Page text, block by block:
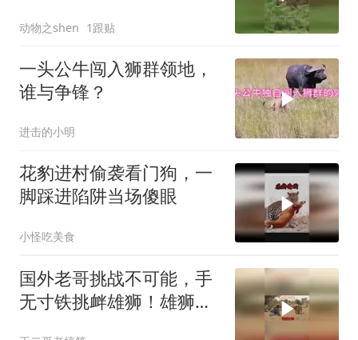
动物之shen 1跟贴
一头公牛闯入狮群领地，
谁与争锋？
进击的小明
花豹进村偷袭看门狗，一
脚踩进陷阱当场傻眼
小怪吃美食
国外老哥挑战不可能，手
无寸铁挑衅雄狮！雄狮居